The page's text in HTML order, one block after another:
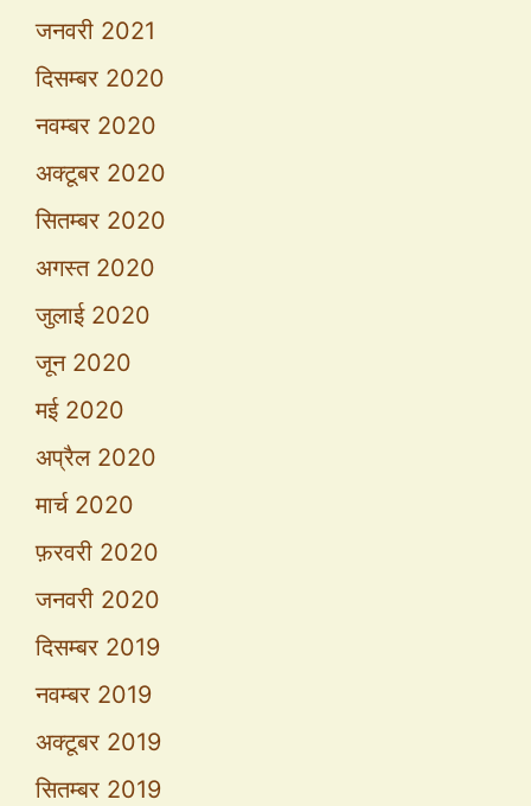
जनवरी 2021
दिसम्बर 2020
नवम्बर 2020
अक्टूबर 2020
सितम्बर 2020
अगस्त 2020
जुलाई 2020
जून 2020
मई 2020
अप्रैल 2020
मार्च 2020
फ़रवरी 2020
जनवरी 2020
दिसम्बर 2019
नवम्बर 2019
अक्टूबर 2019
सितम्बर 2019